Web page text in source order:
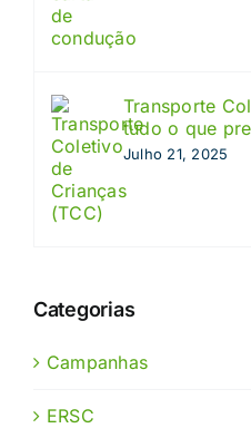
Transporte
tudo o que
Julho 21, 2025
Categorias
Campanhas
ERSC